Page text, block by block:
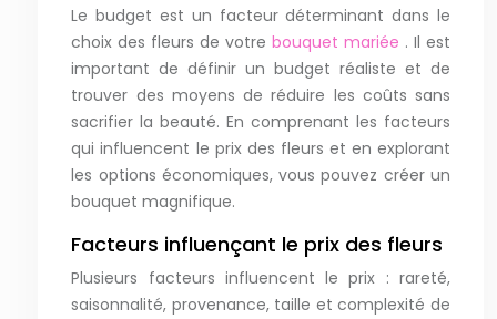
Le budget est un facteur déterminant dans le
choix des fleurs de votrebouquet mariée . Il est
important de définir un budget réaliste et de
trouver des moyens de réduire les coûts sans
sacrifier la beauté. En comprenant les facteurs
qui influencent le prix des fleurs et en explorant
les options économiques, vous pouvez créer un
bouquet magnifique.
Facteurs influençant le prix des fleurs
Plusieurs facteurs influencent le prix : rareté,
saisonnalité, provenance, taille et complexité de